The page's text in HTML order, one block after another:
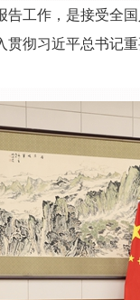
告工作，是接受全
彻习近平总书记